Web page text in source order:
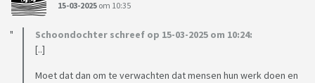
15-03-2025 om 10:35
Schoondochter schreef op 15-03-2025 om 10:24:
[..]
Moet dat dan om te verwachten dat mensen hun werk doen en